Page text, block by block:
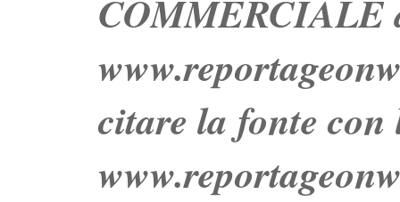
COMMERCIALE
citare la fonte